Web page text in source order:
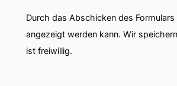
Durch das Abschicken des
angezeigt werden kann. Wir
ist freiwillig.